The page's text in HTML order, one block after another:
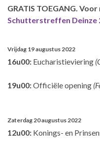
GRATIS TOEGANG.
Schutterstreffen Deinze
Vrijdag 19 augustus 2022
16u00: Eucharistieviering
19u00:Officiële opening
Zaterdag 20 augustus 2022
12u00: Konings- en